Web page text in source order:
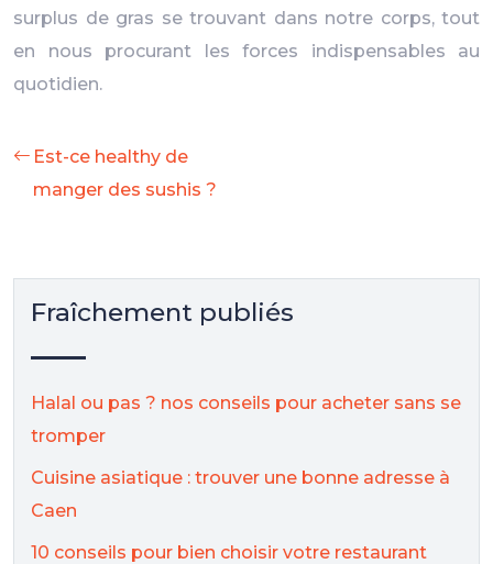
surplus de gras se trouvant dans notre corps, tout
en nous procurant les forces indispensables au
quotidien.
Est-ce healthy de
manger des sushis ?
Fraîchement publiés
Halal ou pas ? nos conseils pour acheter sans se
tromper
Cuisine asiatique : trouver une bonne adresse à
Caen
10 conseils pour bien choisir votre restaurant